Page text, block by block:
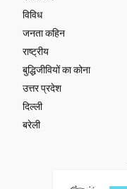
विविध
जनता कहिन
राष्ट्रीय
बुद्धिजीवियों का कोना
उत्तर प्रदेश
दिल्ली
बरेली